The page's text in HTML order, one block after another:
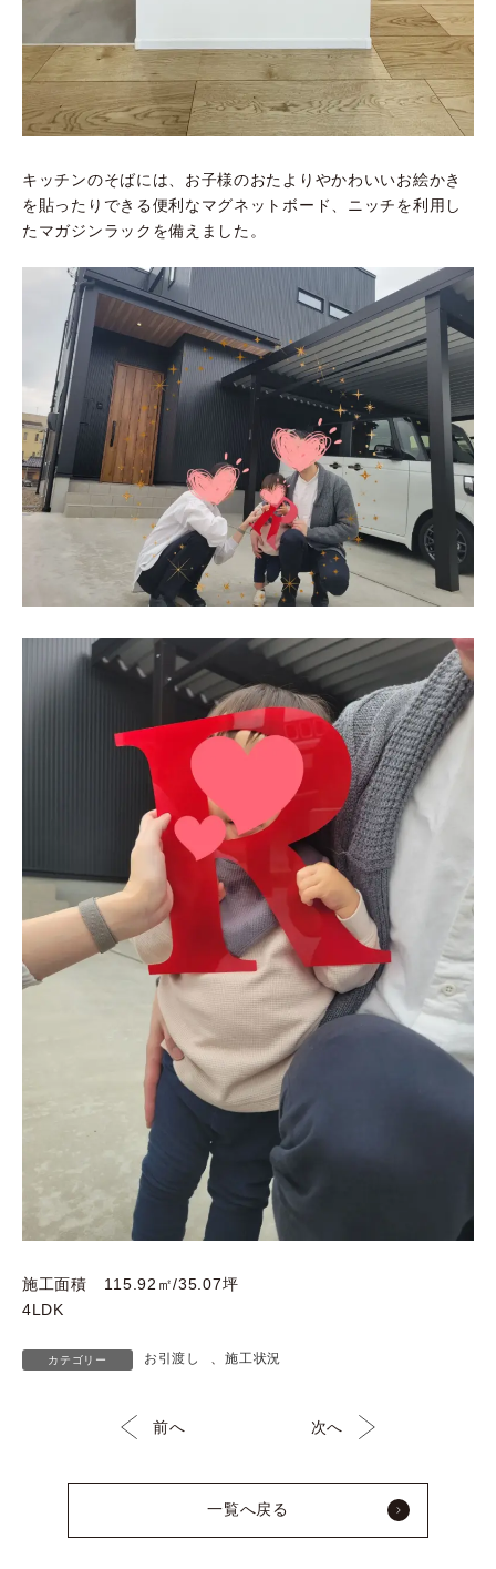
キッチンのそばには、お子様のおたよりやかわいいお絵かき
を貼ったりできる便利なマグネットボード、ニッチを利用し
たマガジンラックを備えました。
施工面積 115.92㎡/35.07坪
4LDK
カテゴリー お引渡し 、施工状況
前へ
一覧へ戻る
次へ